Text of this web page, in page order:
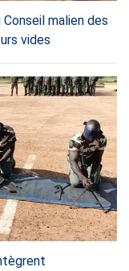
malien des
vides